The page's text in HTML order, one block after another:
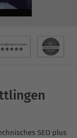
SEO plus